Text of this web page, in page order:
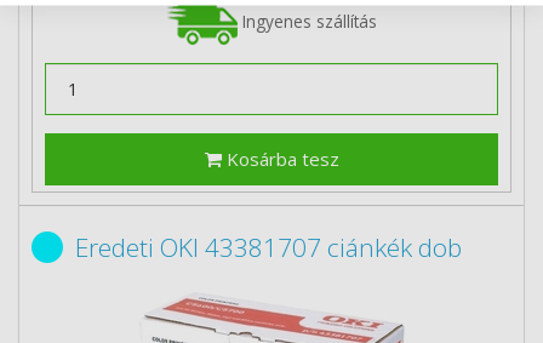
Ingyenes szállítás
Kosárba tesz
Eredeti OKI 43381707 ciánkék dob